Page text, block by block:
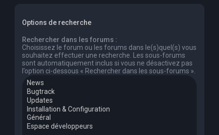
Options de recherche
Rechercher dans les forums :
Choisissez le forum ou les forums dans le(s)quel(s) vous
souhaitez effectuer une recherche. Les sous-forums
sont automatiquement inclus si vous ne désactivez pas
l’option ci-dessous « Rechercher dans les sous-forums ».